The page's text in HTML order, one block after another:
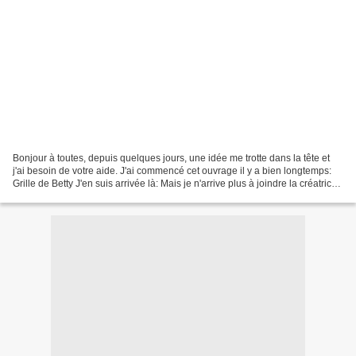
Bonjour à toutes, depuis quelques jours, une idée me trotte dans la tête et
j'ai besoin de votre aide. J'ai commencé cet ouvrage il y a bien longtemps:
Grille de Betty J'en suis arrivée là: Mais je n'arrive plus à joindre la créatrice